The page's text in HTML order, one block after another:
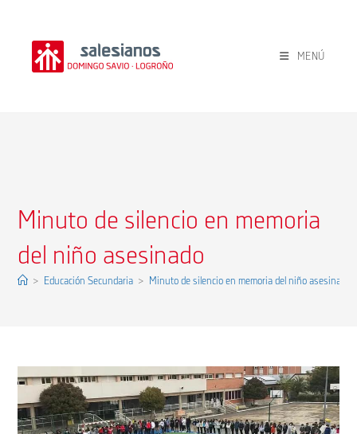
contenido
MENÚ
Minuto de silencio en memoria
del niño asesinado
> Educación Secundaria > Minuto de silencio en memoria del niño asesinado